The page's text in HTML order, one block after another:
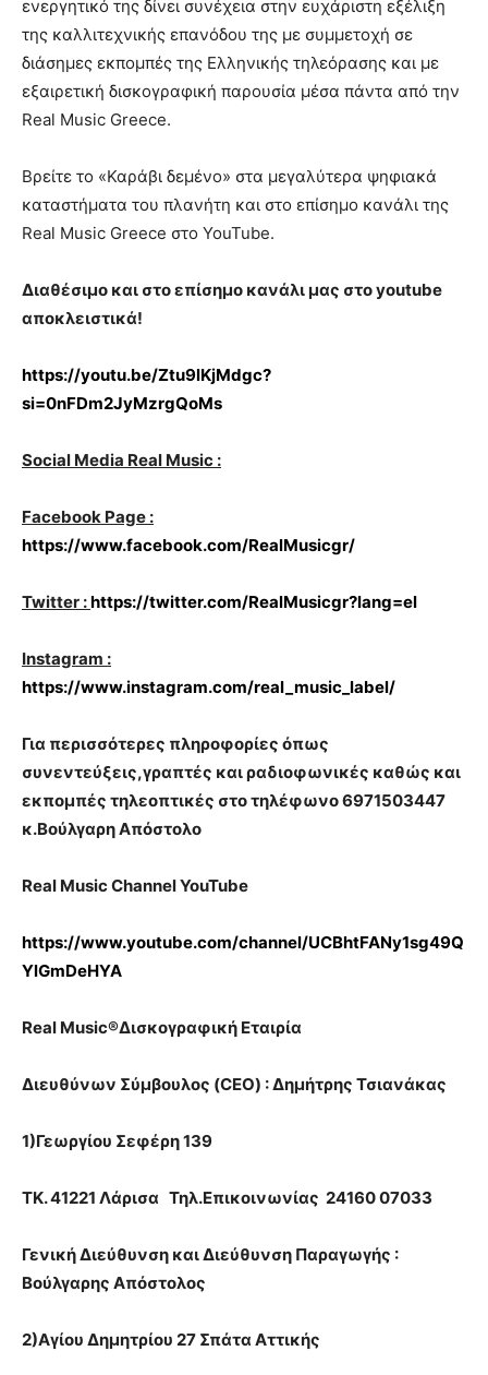
ενεργητικό της δίνει συνέχεια στην ευχάριστη εξέλιξη
της καλλιτεχνικής επανόδου της με συμμετοχή σε
διάσημες εκπομπές της Ελληνικής τηλεόρασης και με
εξαιρετική δισκογραφική παρουσία μέσα πάντα από την
Real Music Greece.
Βρείτε το «Καράβι δεμένο» στα μεγαλύτερα ψηφιακά
καταστήματα του πλανήτη και στο επίσημο κανάλι της
Real Music Greece στο YouTube.
Διαθέσιμο και στο επίσημο κανάλι μας στοyoutube
αποκλειστικά!
https://youtu.be/Ztu9lKjMdgc?
si=0nFDm2JyMzrgQoMs
Social Media Real Music :
Facebook Page :
https://www.facebook.com/RealMusicgr/
Twitter :https://twitter.com/RealMusicgr?lang=el
Instagram :
https://www.instagram.com/real_music_label/
Για περισσότερες πληροφορίες όπως
συνεντεύξεις,γραπτές και ραδιοφωνικές καθώς και
εκπομπές τηλεοπτικές στο τηλέφωνο 6971503447
κ.Βούλγαρη Απόστολο
Real Music Channel YouTube
https://www.youtube.com/channel/UCBhtFANy1sg49Q
YlGmDeHYA
Real Music®Δισκογραφική Εταιρία
Διευθύνων Σύμβουλος (CEO) : Δημήτρης Τσιανάκας
1)Γεωργίου Σεφέρη 139
ΤΚ. 41221 Λάρισα Τηλ.Επικοινωνίας 24160 07033
Γενική Διεύθυνση και Διεύθυνση Παραγωγής :
Βούλγαρης Απόστολος
2)Αγίου Δημητρίου 27 Σπάτα Αττικής